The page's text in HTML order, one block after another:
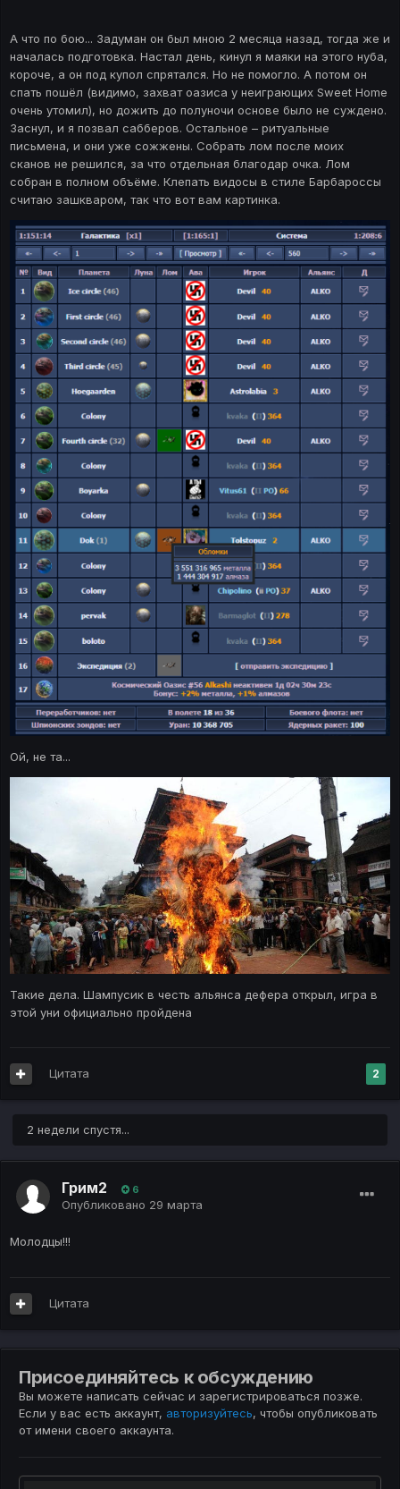
А что по бою... Задуман он был мною 2 месяца назад, тогда же и
началась подготовка. Настал день, кинул я маяки на этого нуба,
короче, а он под купол спрятался. Но не помогло. А потом он
спать пошёл (видимо, захват оазиса у неиграющих Sweet Home
очень утомил), но дожить до полуночи основе было не суждено.
Заснул, и я позвал сабберов. Остальное – ритуальные
письмена, и они уже сожжены. Собрать лом после моих
сканов не решился, за что отдельная благодар очка. Лом
собран в полном объёме. Клепать видосы в стиле Барбароссы
считаю зашкваром, так что вот вам картинка.
Ой, не та...
Такие дела. Шампусик в честь альянса дефера открыл, игра в
этой уни официально пройдена
2
Цитата
2 недели спустя...
Грим2 6
Опубликовано 29 марта
Молодцы!!!
Цитата
Присоединяйтесь к обсуждению
Вы можете написать сейчас и зарегистрироваться позже.
Если у вас есть аккаунт, авторизуйтесь, чтобы опубликовать
от имени своего аккаунта.